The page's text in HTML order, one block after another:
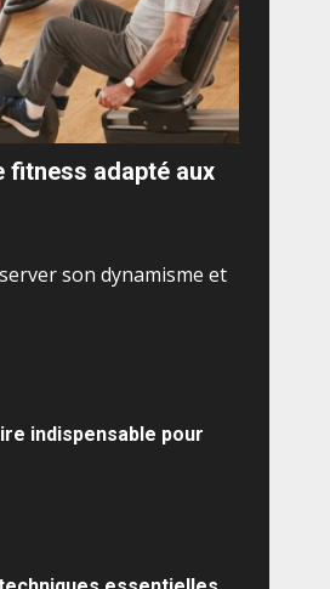
fitness adapté aux
son dynamisme et
indispensable pour